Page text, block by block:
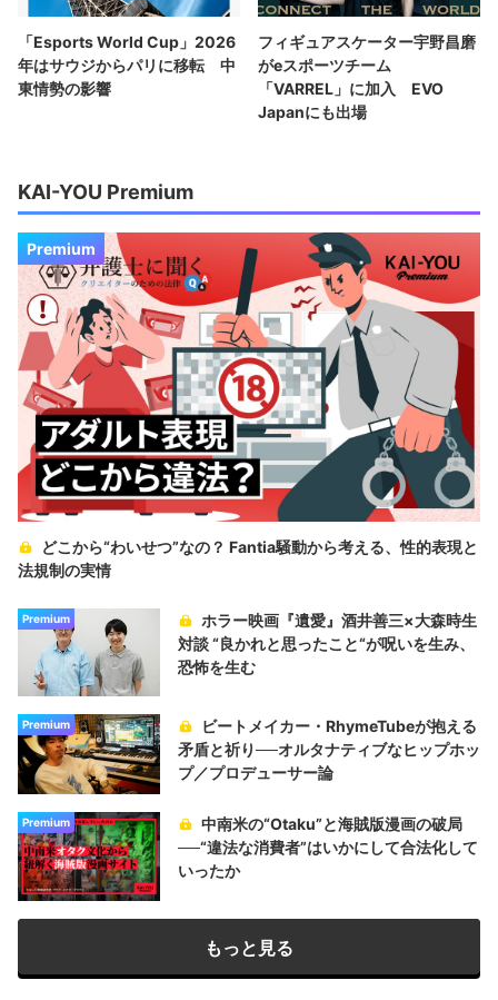
「Esports World Cup」2026
年はサウジからパリに移転 中
東情勢の影響
フィギュアスケーター宇野昌磨
がeスポーツチーム
「VARREL」に加入 EVO
Japanにも出場
KAI-YOU Premium
Premium
どこから“わいせつ”なの？ Fantia騒動から考える、性的表現と
法規制の実情
Premium
ホラー映画『遺愛』酒井善三×大森時生
対談 “良かれと思ったこと“が呪いを生み、
恐怖を生む
Premium
ビートメイカー・RhymeTubeが抱える
矛盾と祈り──オルタナティブなヒップホッ
プ／プロデューサー論
Premium
中南米の“Otaku”と海賊版漫画の破局
──“違法な消費者”はいかにして合法化して
いったか
もっと見る